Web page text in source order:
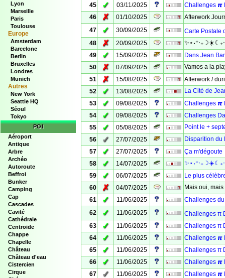
Lyon
Marseille
Paris
Toulouse
Europe
Amsterdam
Barcelone
Berlin
Bruxelles
Londres
Munich
Autres
New York
Seattle HQ
Séoul
Tokyo
POI
Aéroport
Antique
Arbre
Archéo
Autoroute
Beffroi
Bunker
Camping
Cap
Cascades
Cavité
Cathédrale
Centroide
Chappe
Chapelle
Château
Château d'eau
Cistercien
Cirque
45
✓ 03/11/2025
Challenges 𝞹
46
✗ 01/10/2025
Afterwork
47
✓ 30/09/2025
Carte Postale
48
✗ 20/09/2025
49
✓ 15/09/2025
Dans Jean
50
✗ 07/09/2025
Vamos a la
51
✗ 15/08/2025
Afterwork /
52
✓ 13/08/2025
La Cité de
53
✓ 09/08/2025
Challenges 𝞹
54
✓ 09/08/2025
Challenges
55
✓ 05/08/2025
Point le +
56
✓ 27/07/2025
Disparition du
57
✓ 27/07/2025
Ça m'dégoute
58
✓ 14/07/2025
59
✓ 06/07/2025
Le plus
60
✗ 04/07/2025
Mais oui,
61
✓ 11/06/2025
Challenges
62
✓ 11/06/2025
Challenges π
63
✓ 11/06/2025
Challenges π
64
✓ 11/06/2025
Challenges 𝞹
65
✓ 11/06/2025
Challenges π
66
✓ 11/06/2025
Challenges 𝞹
67
✓ 11/06/2025
Challenges 𝞹